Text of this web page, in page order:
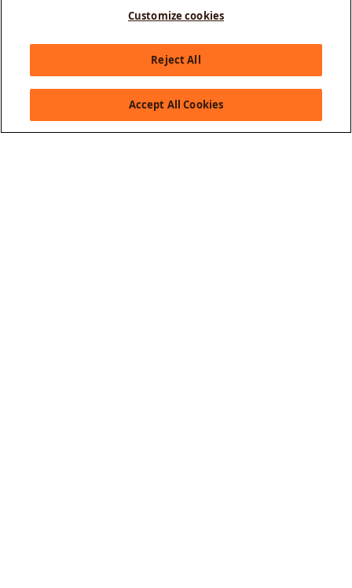
Olá, como posso te ajudar?
Customize cookies
Reject All
Accept All Cookies